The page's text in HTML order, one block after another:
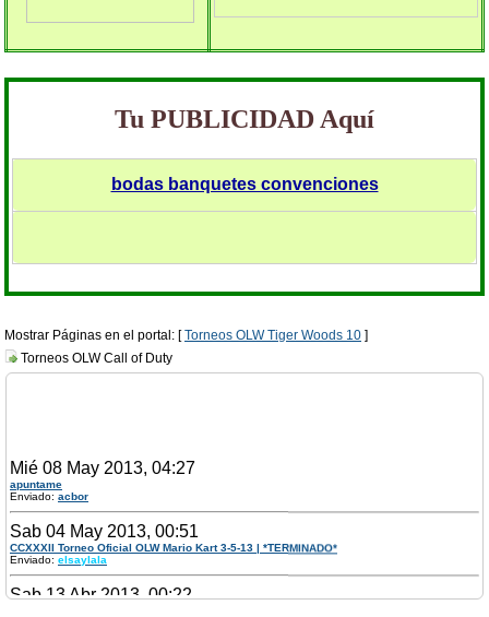
Tu PUBLICIDAD Aquí
bodas banquetes convenciones
Mostrar Páginas en el portal: [Torneos OLW Tiger Woods 10 ]
Torneos OLW Call of Duty
apuntame
Enviado:acbor
Sab 04 May 2013, 00:51
CCXXXII Torneo Oficial OLW Mario Kart 3-5-13 | *TERMINADO*
Enviado: elsaylala
Sab 13 Abr 2013, 00:22
CCXXXI Torneo Oficial OLW Mario Kart 19-4-13 | *TERMINADO*
Enviado:elsaylala